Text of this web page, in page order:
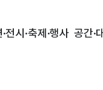
전시·축제·행사 공간·